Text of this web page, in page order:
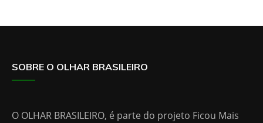
SOBRE O OLHAR BRASILEIRO
O OLHAR BRASILEIRO, é parte do projeto Ficou Mais